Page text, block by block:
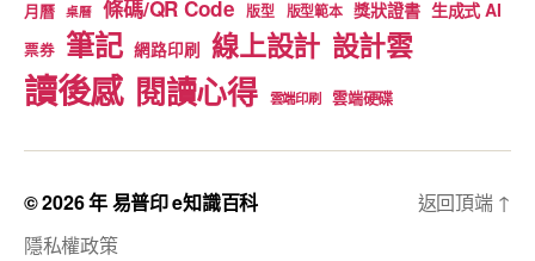
月曆 桌曆 條碼/QR Code 版型 版型範本 獎狀證書 生成式 AI
票券 筆記 網路印刷 線上設計 設計雲
讀後感 閱讀心得 雲端印刷 雲端硬碟
© 2026 年易普印 e知識百科
隱私權政策
返回頂端 ↑